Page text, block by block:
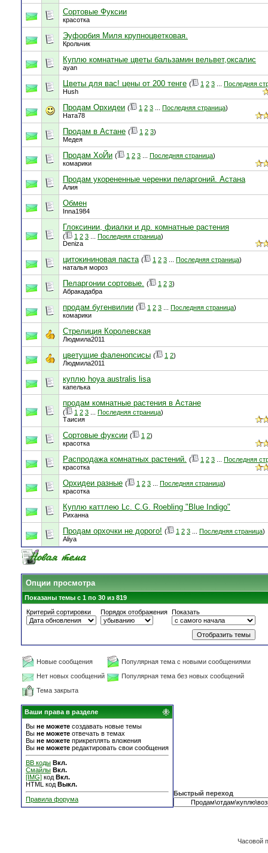
Сортовые Фуксии
красотка
Эуфорбия Миля крупноцветковая.
Крольчик
Куплю комнатные цветы бальзамин вельвет,оксалис
ayan
Цветы для вас! цены от 200 тенге ( 1 2 3
Последняя
Hush
Продам Орхидеи ( 1 2 3 Последняя страница)
Ната78
Продам в Астане ( 1 2 3)
Медея
Продам ХоЙи ( 1 2 3 Последняя страница)
комарики
Продам укорененные черенки пеларгоний. Астана
Алия
Обмен
Inna1984
Глоксинии, фиалки и др. комнатные растения
( 1 2 3 Последняя страница)
Deniza
цитокининовая паста ( 1 2 3 Последняя страница)
наталья мороз
Пеларгонии сортовые. ( 1 2 3)
Абракадабра
продам бугенвилии ( 1 2 3 Последняя страница)
комарики
Стрелиция Королевская
Людмила2011
цветущие фаленопсисы ( 1 2)
Людмила2011
куплю hoya australis lisa
капелька
продам комнатные растения в Астане
( 1 2 3 Последняя страница)
Таисия
Сортовые фуксии ( 1 2)
красотка
Распродажа комнатных растений. ( 1 2 3
Последняя
красотка
Орхидеи разные ( 1 2 3 Последняя страница)
красотка
Куплю каттлею Lc. C.G. Roebling "Blue Indigo"
Риханна
Продам орхочки не дорого! ( 1 2 3 Последняя страница)
Aliya
Опции просмотра
Показаны темы с 1 по 30 из 819
Критерий сортировки
Порядок отображения Показать
Новые сообщения
Популярная тема с новыми сообщениями
Нет новых сообщений
Популярная тема без новых сообщений
Тема закрыта
Ваши права в разделе
Вы не можете создавать новые темы
Вы не можете отвечать в темах
Вы не можете прикреплять вложения
Вы не можете редактировать свои сообщения
BB коды Вкл.
Смайлы Вкл.
[IMG] код Вкл.
HTML код Выкл.
Правила форума
Быстрый переход
Часовой